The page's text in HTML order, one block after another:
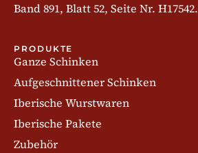
Band 891, Blatt 52, Seite Nr. H17542.
PRODUKTE
Ganze Schinken
Aufgeschnittener Schinken
Iberische Wurstwaren
Iberische Pakete
Zubehör